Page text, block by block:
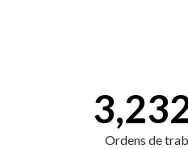
Ordens de